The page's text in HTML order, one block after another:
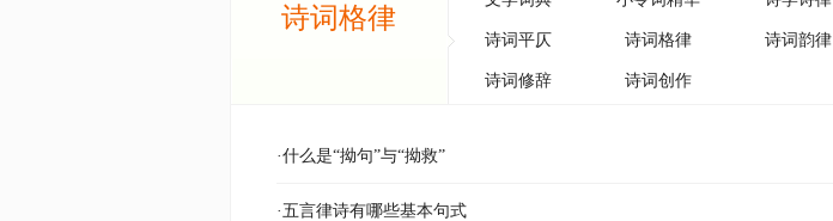
诗词格律
诗词平仄 诗词格律 诗词韵律
诗词修辞 诗词创作
·什么是“拗句”与“拗救”
·五言律诗有哪些基本句式